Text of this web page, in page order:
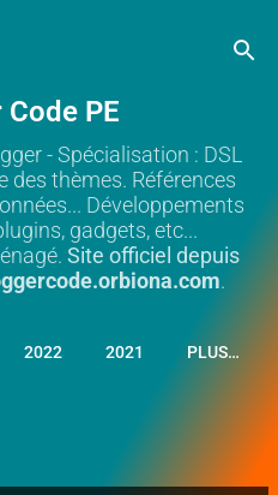
PE
- Spécialisation : DSL
des thèmes. Références
Développements
gadgets, etc...
Site officiel depuis
.
2022 2021 PLUS…